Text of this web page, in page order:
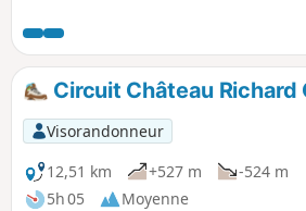
Circuit Château Richard
Visorandonneur
12,51 km
+527 m
-524 m
5h 05
Moyenne